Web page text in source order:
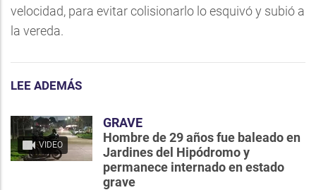
velocidad, para evitar colisionarlo lo esquivó y subió a
la vereda.
LEE ADEMÁS
VIDEO
GRAVE
Hombre de 29 años fue baleado en
Jardines del Hipódromo y
permanece internado en estado
grave